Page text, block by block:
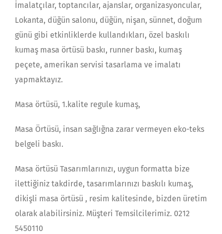
İmalatçılar, toptancılar, ajanslar, organizasyoncular,
Lokanta, düğün salonu, düğün, nişan, sünnet, doğum
günü gibi etkinliklerde kullandıkları, özel baskılı
kumaş masa örtüsü baskı, runner baskı, kumaş
peçete, amerikan servisi tasarlama ve imalatı
yapmaktayız.
Masa örtüsü, 1.kalite regule kumaş,
Masa Örtüsü, insan sağlığna zarar vermeyen eko-teks
belgeli baskı.
Masa örtüsü Tasarımlarınızı, uygun formatta bize
ilettiğiniz takdirde, tasarımlarınızı baskılı kumaş,
dikişli masa örtüsü , resim kalitesinde, bizden üretim
olarak alabilirsiniz. Müşteri Temsilcilerimiz. 0212
5450110